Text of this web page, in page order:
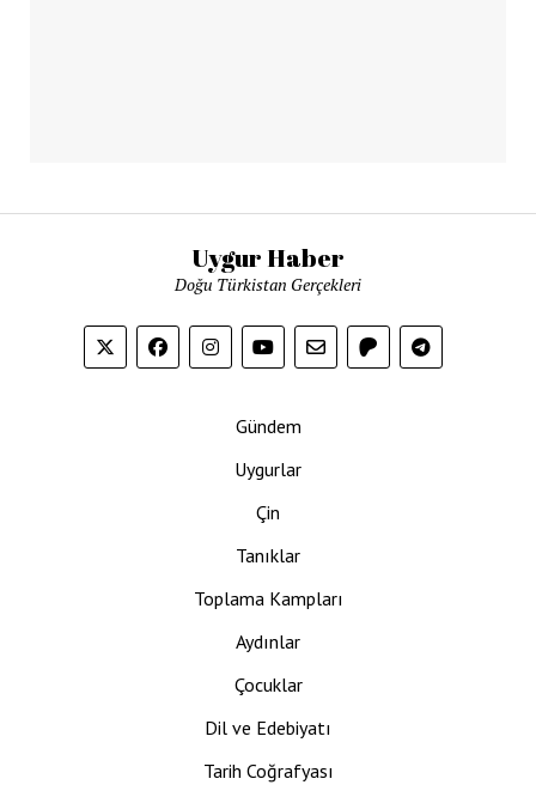
Uygur Haber
Doğu Türkistan Gerçekleri
Gündem
Uygurlar
Çin
Tanıklar
Toplama Kampları
Aydınlar
Çocuklar
Dil ve Edebiyatı
Tarih Coğrafyası